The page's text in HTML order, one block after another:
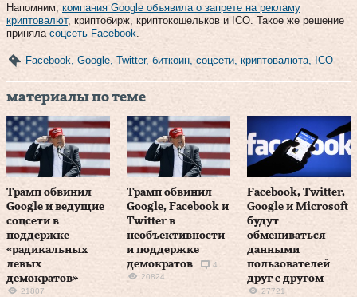
Напомним, компания Google объявила о запрете на рекламу
криптовалют, криптобирж, криптокошельков и ICO. Такое же решение
приняла соцсеть Facebook
Facebook Google Twitter, биткоин соцсети криптовалюта ICO
материалы по теме
Трамп обвинил
Google и ведущие
соцсети в
поддержке
«радикальных
левых
демократов»
21807
Трамп обвинил
Google, Facebook и
Twitter в
необъективности
и поддержке
демократов
4
20824
Facebook, Twitter,
Google и Microsoft
будут
обмениваться
данными
пользователей
друг с другом
27721